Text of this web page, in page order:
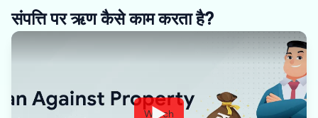
संपत्ति पर ऋण कैसे काम करता है?
Watch